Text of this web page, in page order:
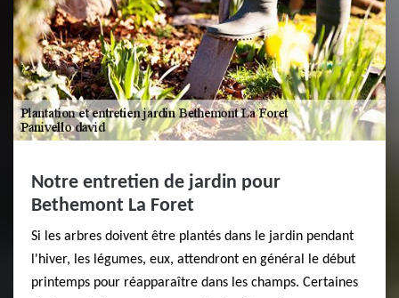
Notre entretien de jardin pour
Bethemont La Foret
Si les arbres doivent être plantés dans le jardin pendant
l'hiver, les légumes, eux, attendront en général le début
printemps pour réapparaître dans les champs. Certaines